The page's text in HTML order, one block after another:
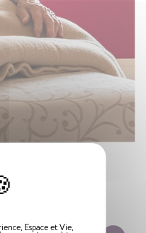
libre et entouré
Espace et Vie,